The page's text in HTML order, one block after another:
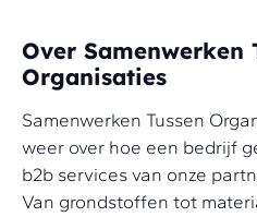
Over Samenwerken
Organisaties
Samenwerken Tussen
weer over hoe een bedrijf
b2b services van onze
Van grondstoffen tot